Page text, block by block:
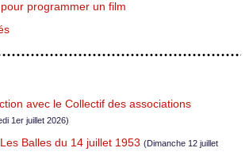
programmer un film
avec le Collectif des associations
1er juillet 2026)
Les Balles du 14 juillet 1953 (Dimanche 12 juillet